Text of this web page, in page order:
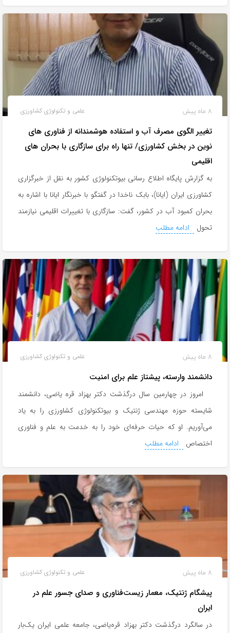
علمی و تکنولوژی کشاورزی 8 ماه پیش
تغییر الگوی مصرف آب و استفاده هوشمندانه از فناوری های
نوین در بخش کشاورزی/ تنها راه برای سازگاری با بحران های
اقلیمی
به گزارش پایگاه اطلاع رسانی بیوتکنولوژی کشور به نقل از خبرگزاری
کشاورزی ایران (ایانا)، بابک ناخدا در گفتگو با خبرنگار ایانا با اشاره به
بحران کمبود آب در کشور، گفت: سازگاری با تغییرات اقلیمی نیازمند
تحول
ادامه مطلب
علمی و تکنولوژی کشاورزی 8 ماه پیش
دانشمند وارسته، پیشتاز علم برای امنیت
امروز در چهارمین سال درگذشت دکتر بهزاد قره یاضی، دانشمند
شایسته حوزه مهندسی ژنتیک و بیوتکنولوژی کشاورزی را به یاد
می‌آوریم. او که حیات حرفه‌ای خود را به خدمت به علم و فناوری
اختصاص
ادامه مطلب
علمی و تکنولوژی کشاورزی 8 ماه پیش
پیشگام ژنتیک، معمار زیست‌فناوری و صدای جسور علم در
ایران
در سالگرد درگذشت دکتر بهزاد قره‌یاضی، جامعه علمی ایران یک‌بار